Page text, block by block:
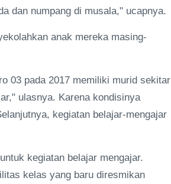
dan numpang di musala," ucapnya.
anak mereka masing-
03 pada 2017 memiliki murid sekitar
ulasnya. Karena kondisinya
kegiatan belajar-mengajar
kegiatan belajar mengajar.
kelas yang baru diresmikan